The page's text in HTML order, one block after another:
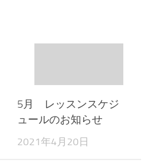
5月 レッスンスケジ
ュールのお知らせ
2021年4月20日